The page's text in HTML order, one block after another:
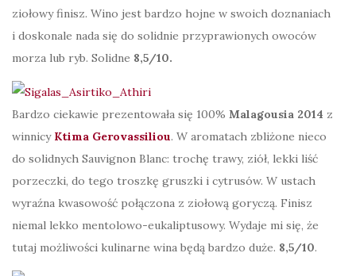
ziołowy finisz. Wino jest bardzo hojne w swoich doznaniach
i doskonale nada się do solidnie przyprawionych owoców
morza lub ryb. Solidne 8,5/10.
Bardzo ciekawie prezentowała się 100% Malagousia 2014 z
winnicy Ktima Gerovassiliou. W aromatach zbliżone nieco
do solidnych Sauvignon Blanc: trochę trawy, ziół, lekki liść
porzeczki, do tego troszkę gruszki i cytrusów. W ustach
wyraźna kwasowość połączona z ziołową goryczą. Finisz
niemal lekko mentolowo-eukaliptusowy. Wydaje mi się, że
tutaj możliwości kulinarne wina będą bardzo duże. 8,5/10.